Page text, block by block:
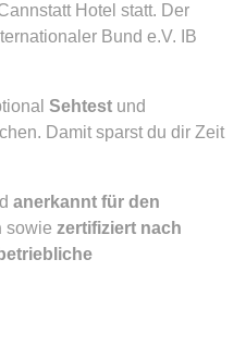
Hotel statt. Der
Bund e.V. IB
Sehtest und
Damit sparst du dir Zeit
anerkannt für den
sowie zertifiziert nach